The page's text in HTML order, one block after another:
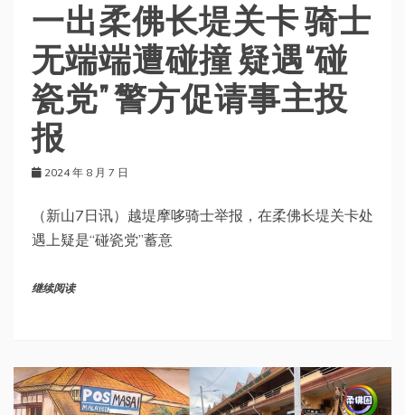
一出柔佛长堤关卡 骑士
无端端遭碰撞 疑遇“碰
瓷党” 警方促请事主投
报
2024 年 8 月 7 日
（新山7日讯）越堤摩哆骑士举报，在柔佛长堤关卡处
遇上疑是“碰瓷党”蓄意
继续阅读